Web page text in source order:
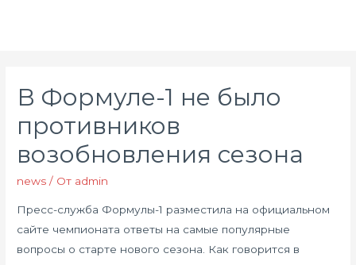
В Формуле-1 не было
противников
возобновления сезона
news / От admin
Пресс-служба Формулы-1 разместила на официальном
сайте чемпионата ответы на самые популярные
вопросы о старте нового сезона. Как говорится в